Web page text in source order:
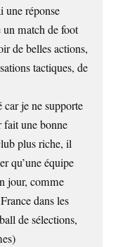
une réponse
match de foot
de belles actions,
tactiques, de
car je ne supporte
fait une bonne
plus riche, il
qu’une équipe
jour, comme
dans les
de sélections,